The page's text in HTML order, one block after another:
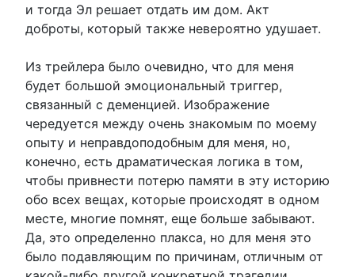
и тогда Эл решает отдать им дом. Акт
доброты, который также невероятно удушает.
Из трейлера было очевидно, что для меня
будет большой эмоциональный триггер,
связанный с деменцией. Изображение
чередуется между очень знакомым по моему
опыту и неправдоподобным для меня, но,
конечно, есть драматическая логика в том,
чтобы привнести потерю памяти в эту историю
обо всех вещах, которые происходят в одном
месте, многие помнят, еще больше забывают.
Да, это определенно плакса, но для меня это
было подавляющим по причинам, отличным от